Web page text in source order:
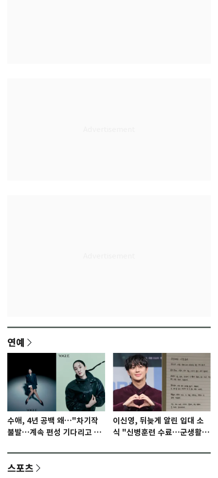
연예
수애, 4년 공백 왜…"차기작
불발…계속 편성 기다리고 있
이신영, 뒤늦게 알린 입대 소
식 "신병훈련 수료…군생활
스포츠